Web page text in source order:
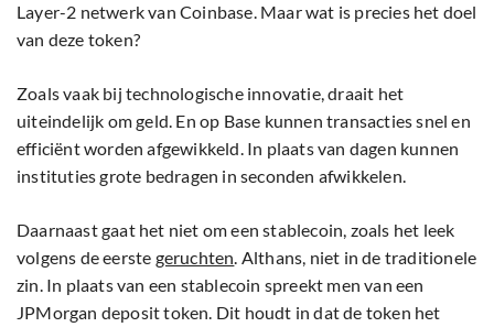
Layer-2 netwerk van Coinbase. Maar wat is precies het doel
van deze token?
Zoals vaak bij technologische innovatie, draait het
uiteindelijk om geld. En op Base kunnen transacties snel en
efficiënt worden afgewikkeld. In plaats van dagen kunnen
instituties grote bedragen in seconden afwikkelen.
Daarnaast gaat het niet om een stablecoin, zoals het leek
volgens de eerste geruchten. Althans, niet in de traditionele
zin. In plaats van een stablecoin spreekt men van een
JPMorgan deposit token. Dit houdt in dat de token het